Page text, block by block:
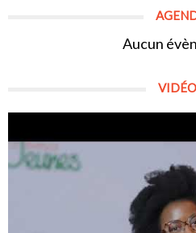
Aucun